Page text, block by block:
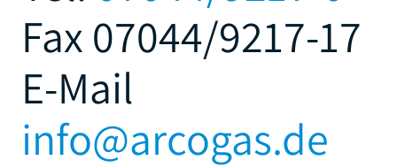
Fax 07044/9217-17
E-Mail
info@arcogas.de